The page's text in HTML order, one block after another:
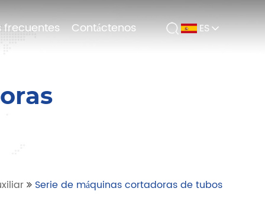
frecuentes Contáctenos ES
frecuentes Contáctenos ES
Serie de máquinas cortadoras de tubos